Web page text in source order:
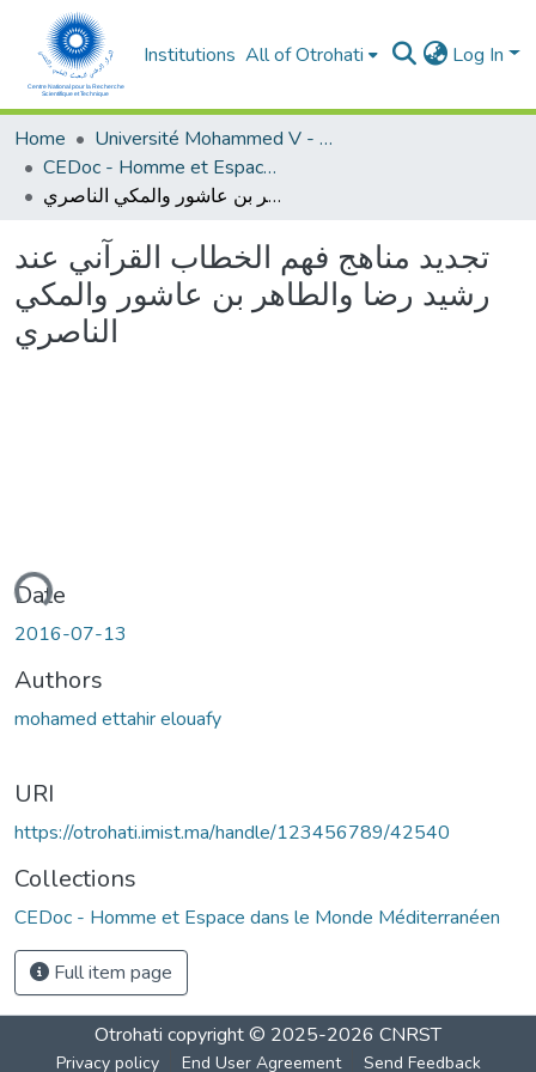
Institutions All of Otrohati Log In
Home
Université Mohammed V - Rabat
CEDoc - Homme et Espace dans le Monde Méditerranéen
تجديد مناهج فهم الخطاب القرآني عند رشيد رضا والطاهر بن عاشور والمكي الناصري
تجديد مناهج فهم الخطاب القرآني عند
رشيد رضا والطاهر بن عاشور والمكي
الناصري
Date
2016-07-13
Authors
mohamed ettahir elouafy
URI
https://otrohati.imist.ma/handle/123456789/42540
Collections
CEDoc - Homme et Espace dans le Monde Méditerranéen
Full item page
Otrohati copyright © 2025-2026 CNRST
Privacy policy End User Agreement Send Feedback